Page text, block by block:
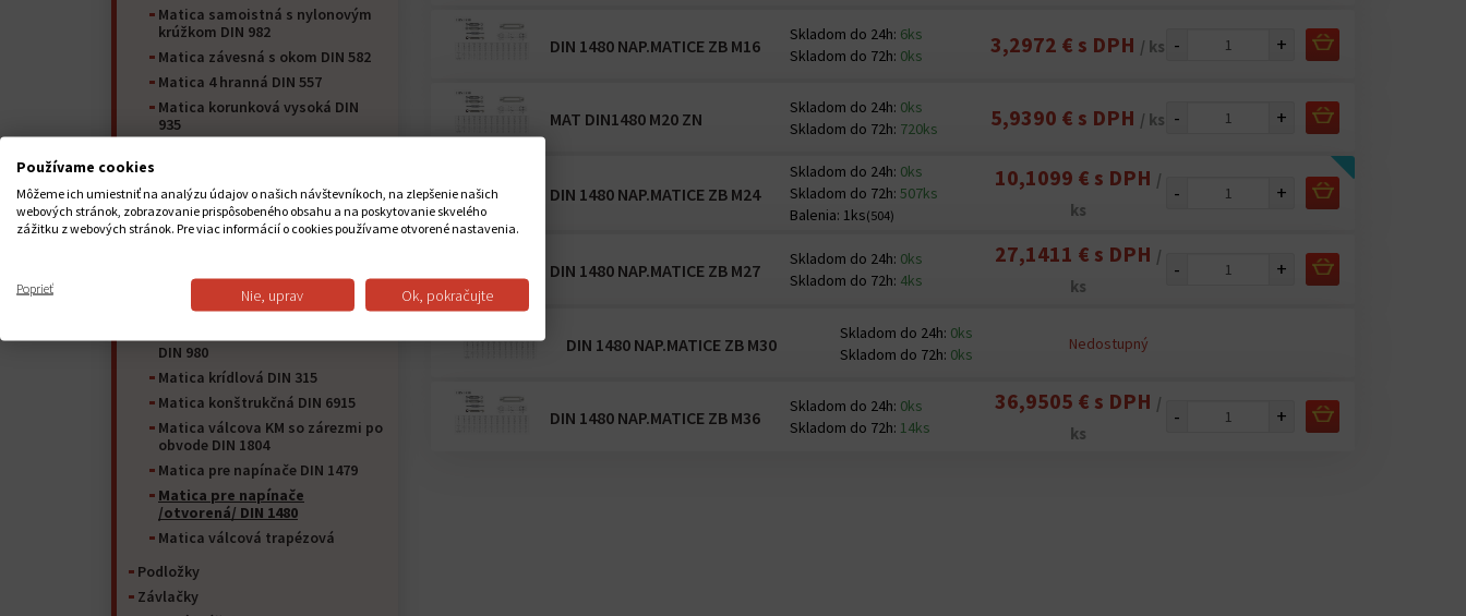
Matica samoistná s nylonovým
krúžkom DIN 982
Matica závesná s okom DIN 582
Matica 4 hranná DIN 557
Matica korunková vysoká DIN
935
Matica predlžovacia DIN 6334
Matica navarovacia DIN 929
Matica s prírubou rebrovaná DIN
Matica uzavretá DIN 917
Matica klobúková DIN 1587
DIN 980
Matica krídlová DIN 315
Matica konštrukčná DIN 6915
Matica válcova KM so zárezmi po
obvode DIN 1804
Matica pre napínače DIN 1479
Matica pre napínače
/otvorená/ DIN 1480
Matica válcová trapézová
Podložky
Závlačky
DIN 1480 NAP.MATICE ZB M16
Skladom do 24h: 6ks
Skladom do 72h: 0ks 3,2972 € s DPH / ks - +
MAT DIN1480 M20 ZN
Skladom do 24h: 0ks
Skladom do 72h: 720ks 5,9390 € s DPH / ks - +
DIN 1480 NAP.MATICE ZB M24
Skladom do 24h: 0ks
Skladom do 72h: 507ks
Balenia: 1ks(504)
10,1099 € s DPH /
ks
- +
DIN 1480 NAP.MATICE ZB M27
Skladom do 24h: 0ks
Skladom do 72h: 4ks
27,1411 € s DPH /
ks
- +
DIN 1480 NAP.MATICE ZB M30
Skladom do 24h: 0ks
Skladom do 72h: 0ks
Nedostupný
DIN 1480 NAP.MATICE ZB M36
Skladom do 24h: 0ks
Skladom do 72h: 14ks
36,9505 € s DPH /
ks
- +
Používame cookies
Môžeme ich umiestniť na analýzu údajov o našich návštevníkoch, na zlepšenie našich
webových stránok, zobrazovanie prispôsobeného obsahu a na poskytovanie skvelého
zážitku z webových stránok. Pre viac informácií o cookies používame otvorené nastavenia.
Poprieť Nie, uprav Ok, pokračujte